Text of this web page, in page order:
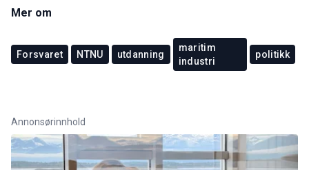
Mer om
Forsvaret NTNU utdanning
maritim
industri
politikk
Annonsørinnhold